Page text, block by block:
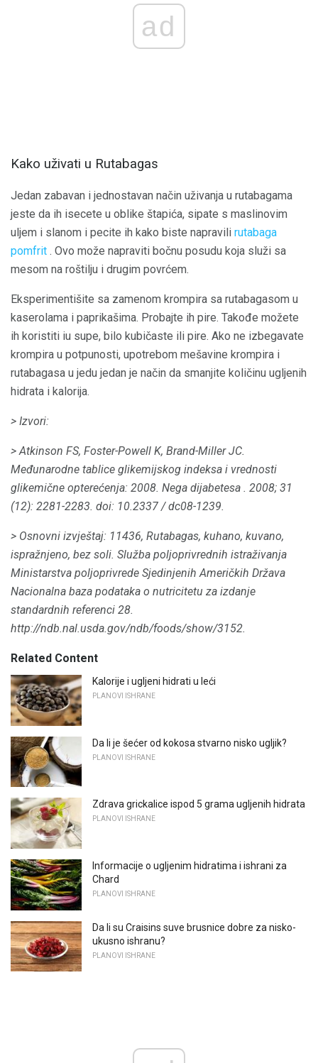
ad
Kako uživati ​​u Rutabagas
Jedan zabavan i jednostavan način uživanja u rutabagama
jeste da ih isecete u oblike štapića, sipate s maslinovim
uljem i slanom i pecite ih kako biste napravili rutabaga
pomfrit . Ovo može napraviti bočnu posudu koja služi sa
mesom na roštilju i drugim povrćem.
Eksperimentišite sa zamenom krompira sa rutabagasom u
kaserolama i paprikašima. Probajte ih pire. Takođe možete
ih koristiti iu supe, bilo kubičaste ili pire. Ako ne izbegavate
krompira u potpunosti, upotrebom mešavine krompira i
rutabagasa u jedu jedan je način da smanjite količinu ugljenih
hidrata i kalorija.
> Izvori:
> Atkinson FS, Foster-Powell K, Brand-Miller JC.
Međunarodne tablice glikemijskog indeksa i vrednosti
glikemične opterećenja: 2008. Nega dijabetesa . 2008; 31
(12): 2281-2283. doi: 10.2337 / dc08-1239.
> Osnovni izvještaj: 11436, Rutabagas, kuhano, kuvano,
ispražnjeno, bez soli. Služba poljoprivrednih istraživanja
Ministarstva poljoprivrede Sjedinjenih Američkih Država
Nacionalna baza podataka o nutricitetu za izdanje
standardnih referenci 28.
http://ndb.nal.usda.gov/ndb/foods/show/3152.
Related Content
Kalorije i ugljeni hidrati u leći
PLANOVI ISHRANE
Da li je šećer od kokosa stvarno nisko ugljik?
PLANOVI ISHRANE
Zdrava grickalice ispod 5 grama ugljenih hidrata
PLANOVI ISHRANE
Informacije o ugljenim hidratima i ishrani za
Chard
PLANOVI ISHRANE
Da li su Craisins suve brusnice dobre za nisko-
ukusno ishranu?
PLANOVI ISHRANE